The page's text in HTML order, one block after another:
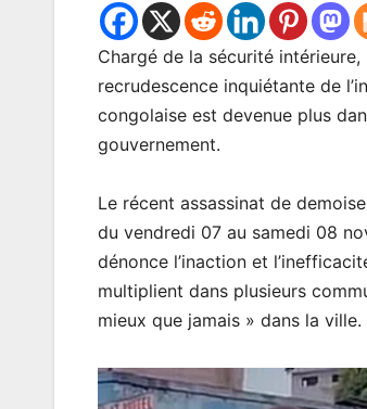
Chargé de la sécurité
recrudescence inquiétante de
congolaise est devenue plus
gouvernement.
Le récent assassinat de
du vendredi 07 au samedi 08
dénonce l’inaction et
multiplient dans plusieurs
mieux que jamais » dans la ville.